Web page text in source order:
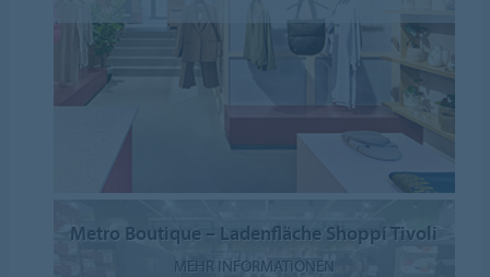
Metro Boutique – Ladenfläche Shoppi Tivoli
MEHR INFORMATIONEN